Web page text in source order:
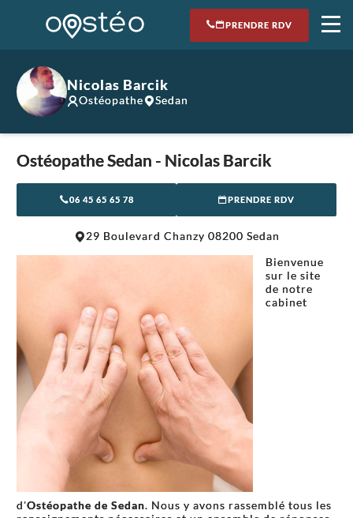
PRENDRE RDV
Nicolas Barcik
Ostéopathe Sedan
Ostéopathe Sedan - Nicolas Barcik
06 45 65 65 78 PRENDRE RDV
+
29 Boulevard Chanzy 08200 Sedan
Bienvenue
sur le site
de notre
cabinet
d'Ostéopathe de Sedan. Nous y avons rassemblé tous les